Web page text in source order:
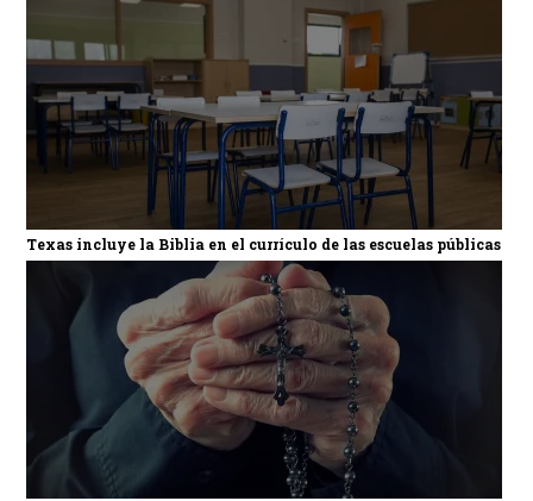
Texas incluye la Biblia en el currículo de las escuelas públicas